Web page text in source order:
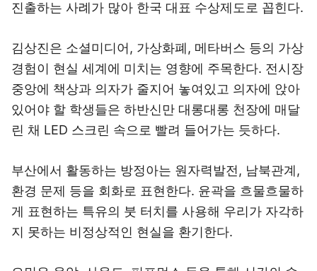
진출하는 사례가 많아 한국 대표 수상제도로 꼽힌다.
김상진은 소셜미디어, 가상화폐, 메타버스 등의 가상
경험이 현실 세계에 미치는 영향에 주목한다. 전시장
중앙에 책상과 의자가 줄지어 놓여있고 의자에 앉아
있어야 할 학생들은 하반신만 대롱대롱 천장에 매달
린 채 LED 스크린 속으로 빨려 들어가는 듯하다.
부산에서 활동하는 방정아는 원자력발전, 남북관계,
환경 문제 등을 회화로 표현한다. 윤곽을 흐물흐물하
게 표현하는 특유의 붓 터치를 사용해 우리가 자각하
지 못하는 비정상적인 현실을 환기한다.